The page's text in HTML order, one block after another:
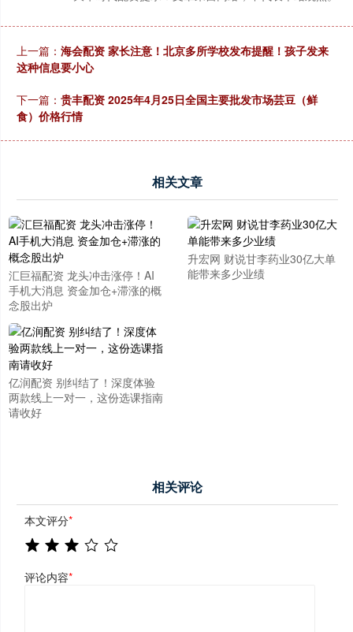
上一篇： 海会配资 家长注意！北京多所学校发布提醒！孩子发来
这种信息要小心
下一篇： 贵丰配资 2025年4月25日全国主要批发市场芸豆（鲜
食）价格行情
相关文章
汇巨福配资 龙头冲击涨停！AI
手机大消息 资金加仓+滞涨的概
念股出炉
升宏网 财说甘李药业30亿大单
能带来多少业绩
亿润配资 别纠结了！深度体验
两款线上一对一，这份选课指南
请收好
相关评论
本文评分*
评论内容*